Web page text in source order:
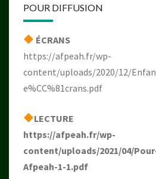
POUR DIFFUSION
ÉCRANS
https://afpeah.fr/wp-
content/uploads/2020/12/
e%CC%81crans.pdf
LECTURE
https://afpeah.fr/wp-
content/uploads/2021/04/
Afpeah-1-1.pdf